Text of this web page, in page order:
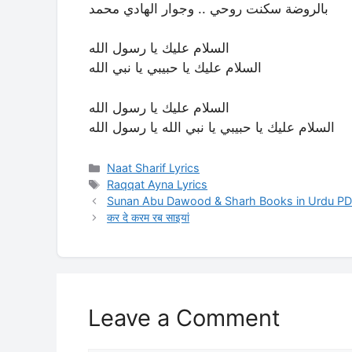
بالروضة سكنت روحي .. وجوار الهادي محمد
السلام عليك يا رسول الله
السلام عليك يا حبيبي يا نبي الله
السلام عليك يا رسول الله
السلام عليك يا حبيبي يا نبي الله يا رسول الله
Categories
Naat Sharif Lyrics
Tags
Raqqat Ayna Lyrics
Sunan Abu Dawood & Sharh Books in Urdu
कर दे करम रब साइयां
Leave a Comment